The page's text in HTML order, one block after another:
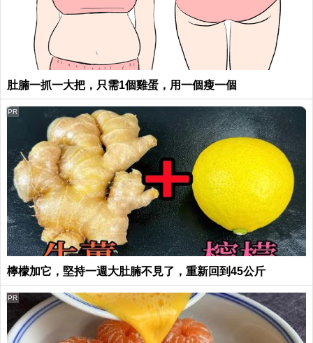
肚腩一抓一大把，只需1個雞蛋，用一個瘦一個
檸檬加它，堅持一週大肚腩不見了，重新回到45公斤
PR
PR